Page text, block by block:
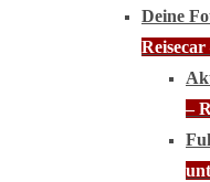
Deine
–